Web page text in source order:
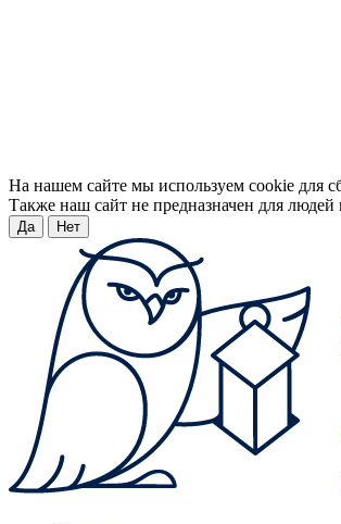
На нашем сайте мы используем cookie для
Также наш сайт не предназначен для людей
Да Нет